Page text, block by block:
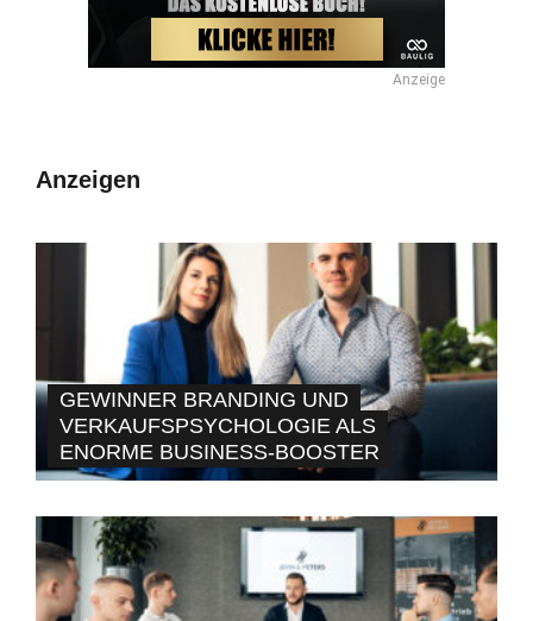
Anzeige
Anzeigen
GEWINNER BRANDING UND
VERKAUFSPSYCHOLOGIE ALS
ENORME BUSINESS-BOOSTER